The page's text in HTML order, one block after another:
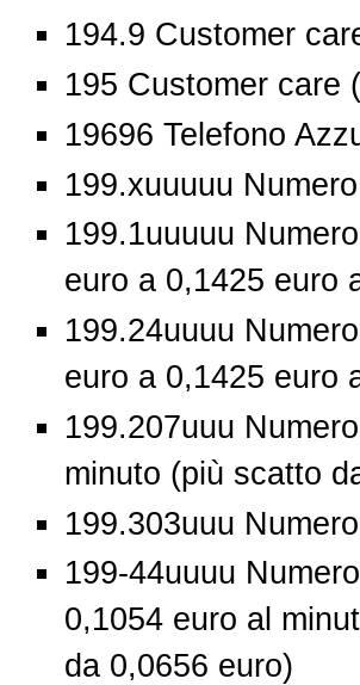
194.9 Customer
195 Customer care
19696 Telefono
199.xuuuuu
199.1uuuuu
euro a 0,1425 euro
199.24uuuu
euro a 0,1425 euro
199.207uuu
minuto (più scatto
199.303uuu
199-44uuuu
0,1054 euro al
da 0,0656 euro)